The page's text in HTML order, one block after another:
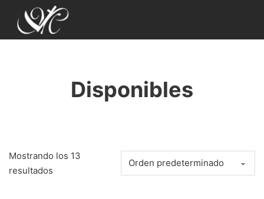
Disponibles
Mostrando los 13
resultados